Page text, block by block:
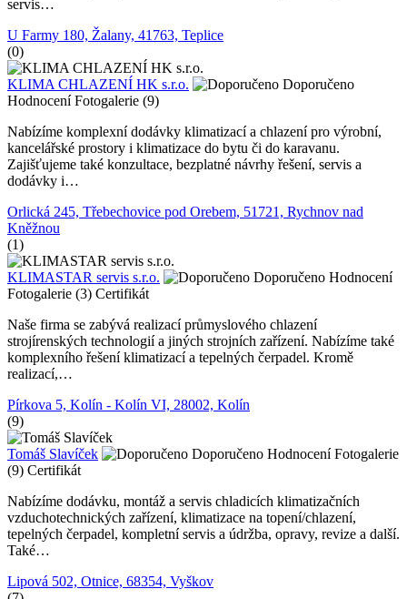
servis…
U Farmy 180, Žalany, 41763, Teplice
(0)
KLIMA CHLAZENÍ HK s.r.o.
Doporučeno
Hodnocení Fotogalerie (9)
Nabízíme komplexní dodávky klimatizací a chlazení pro výrobní,
kancelářské prostory i klimatizace do bytu či do karavanu.
Zajišťujeme také konzultace, bezplatné návrhy řešení, servis a
dodávky i…
Orlická 245, Třebechovice pod Orebem, 51721, Rychnov nad
Kněžnou
(1)
KLIMASTAR servis s.r.o. Doporučeno Hodnocení
Fotogalerie (3) Certifikát
Naše firma se zabývá realizací průmyslového chlazení
strojírenských technologií a jiných strojních zařízení. Nabízíme také
komplexního řešení klimatizací a tepelných čerpadel. Kromě
realizací,…
Pírkova 5, Kolín - Kolín VI, 28002, Kolín
(9)
Tomáš Slavíček Doporučeno Hodnocení Fotogalerie
(9) Certifikát
Nabízíme dodávku, montáž a servis chladicích klimatizačních
vzduchotechnických zařízení, klimatizace na topení/chlazení,
tepelných čerpadel, kompletní servis a údržba, opravy, revize a další.
Také…
Lipová 502, Otnice, 68354, Vyškov